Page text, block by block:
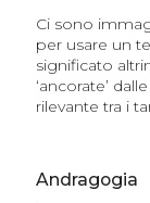
Ci sono
per usare un
significato
‘ancorate’
rilevante tra i
Andragogia